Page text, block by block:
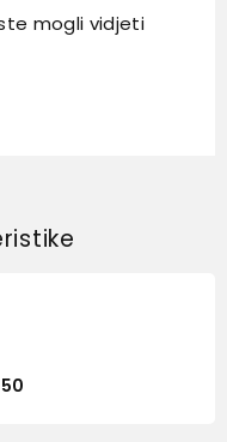
mogli vidjeti